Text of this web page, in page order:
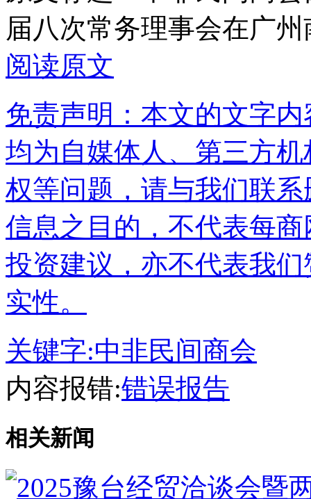
届八次常务理事会在广
阅读原文
免责声明：本文的文字
均为自媒体人、第三方
权等问题，请与我们联
信息之目的，不代表每
投资建议，亦不代表我
实性。
关键字:中非民间商会
内容报错:错误报告
相关新闻